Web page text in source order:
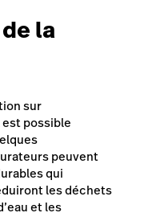
la
sur
possible
peuvent
qui
les déchets
et les